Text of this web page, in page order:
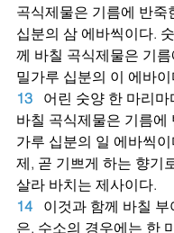
곡식제물은 기름에 반죽
십분의 삼 에바씩이다.
께 바칠 곡식제물은 기
밀가루 십분의 이 에바이
13
어린 숫양 한 마리마
바칠 곡식제물은 기름에
가루 십분의 일 에바씩
제, 곧 기쁘게 하는 향기
살라 바치는 제사이다.
14
이것과 함께 바칠
은, 수소의 경우에는 한